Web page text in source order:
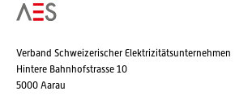
Verband Schweizerischer Elektrizitätsunternehmen
Hintere Bahnhofstrasse 10
5000 Aarau